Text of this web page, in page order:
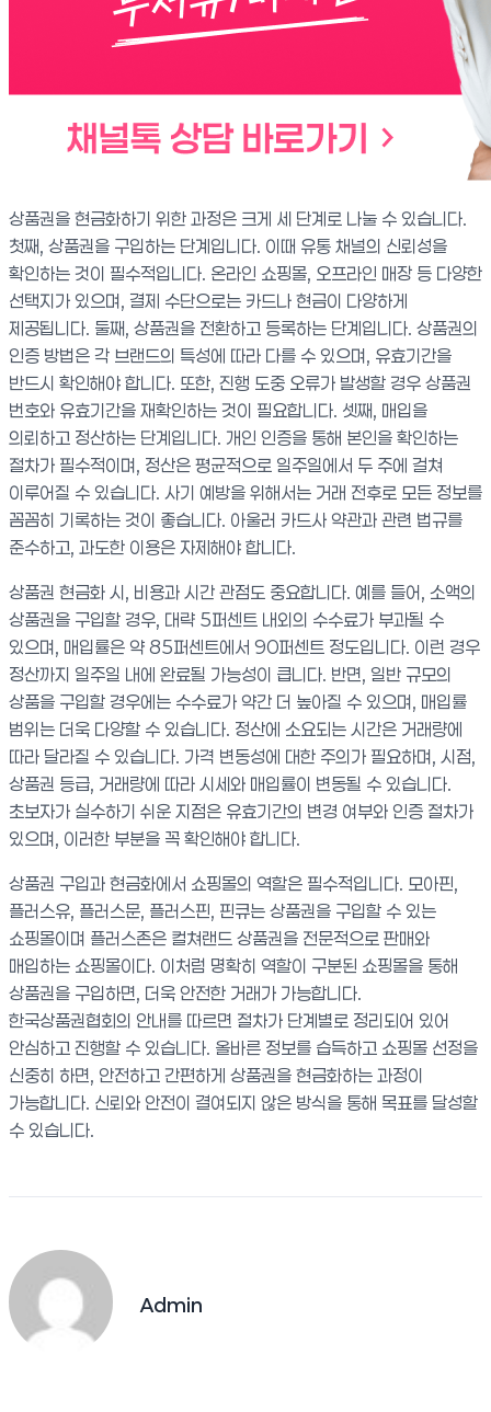
상품권을 현금화하기 위한 과정은 크게 세 단계로 나눌 수 있습니다.
첫째, 상품권을 구입하는 단계입니다. 이때 유통 채널의 신뢰성을
확인하는 것이 필수적입니다. 온라인 쇼핑몰, 오프라인 매장 등 다양한
선택지가 있으며, 결제 수단으로는 카드나 현금이 다양하게
제공됩니다. 둘째, 상품권을 전환하고 등록하는 단계입니다. 상품권의
인증 방법은 각 브랜드의 특성에 따라 다를 수 있으며, 유효기간을
반드시 확인해야 합니다. 또한, 진행 도중 오류가 발생할 경우 상품권
번호와 유효기간을 재확인하는 것이 필요합니다. 셋째, 매입을
의뢰하고 정산하는 단계입니다. 개인 인증을 통해 본인을 확인하는
절차가 필수적이며, 정산은 평균적으로 일주일에서 두 주에 걸쳐
이루어질 수 있습니다. 사기 예방을 위해서는 거래 전후로 모든 정보를
꼼꼼히 기록하는 것이 좋습니다. 아울러 카드사 약관과 관련 법규를
준수하고, 과도한 이용은 자제해야 합니다.
상품권 현금화 시, 비용과 시간 관점도 중요합니다. 예를 들어, 소액의
상품권을 구입할 경우, 대략 5퍼센트 내외의 수수료가 부과될 수
있으며, 매입률은 약 85퍼센트에서 90퍼센트 정도입니다. 이런 경우
정산까지 일주일 내에 완료될 가능성이 큽니다. 반면, 일반 규모의
상품을 구입할 경우에는 수수료가 약간 더 높아질 수 있으며, 매입률
범위는 더욱 다양할 수 있습니다. 정산에 소요되는 시간은 거래량에
따라 달라질 수 있습니다. 가격 변동성에 대한 주의가 필요하며, 시점,
상품권 등급, 거래량에 따라 시세와 매입률이 변동될 수 있습니다.
초보자가 실수하기 쉬운 지점은 유효기간의 변경 여부와 인증 절차가
있으며, 이러한 부분을 꼭 확인해야 합니다.
상품권 구입과 현금화에서 쇼핑몰의 역할은 필수적입니다. 모아핀,
플러스유, 플러스문, 플러스핀, 핀큐는 상품권을 구입할 수 있는
쇼핑몰이며 플러스존은 컬쳐랜드 상품권을 전문적으로 판매와
매입하는 쇼핑몰이다. 이처럼 명확히 역할이 구분된 쇼핑몰을 통해
상품권을 구입하면, 더욱 안전한 거래가 가능합니다.
한국상품권협회의 안내를 따르면 절차가 단계별로 정리되어 있어
안심하고 진행할 수 있습니다. 올바른 정보를 습득하고 쇼핑몰 선정을
신중히 하면, 안전하고 간편하게 상품권을 현금화하는 과정이
가능합니다. 신뢰와 안전이 결여되지 않은 방식을 통해 목표를 달성할
수 있습니다.
Admin